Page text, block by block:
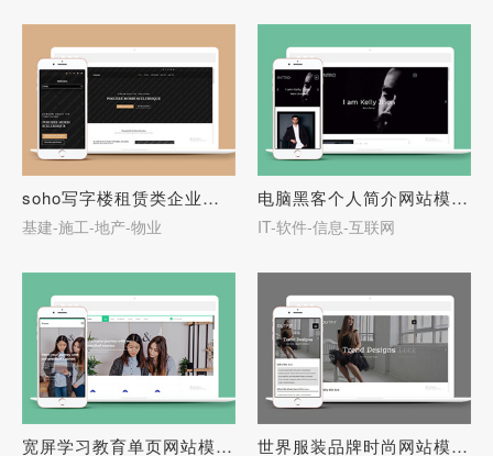
soho写字楼租赁类企业模板源码-27654
基建-施工-地产-物业
电脑黑客个人简介网站模板下载-27653
IT-软件-信息-互联网
宽屏学习教育单页网站模板下载-27652 世界服装品牌时尚网站模板下载-27651